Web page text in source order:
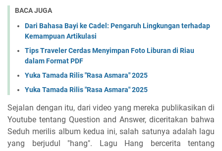
BACA JUGA
Dari Bahasa Bayi ke Cadel: Pengaruh Lingkungan terhadap
Kemampuan Artikulasi
Tips Traveler Cerdas Menyimpan Foto Liburan di Riau
dalam Format PDF
Yuka Tamada Rilis "Rasa Asmara" 2025
Yuka Tamada Rilis "Rasa Asmara" 2025
Sejalan dengan itu, dari video yang mereka publikasikan di
Youtube tentang Question and Answer, diceritakan bahwa
Seduh merilis album kedua ini, salah satunya adalah lagu
yang berjudul "hang". Lagu Hang bercerita tentang